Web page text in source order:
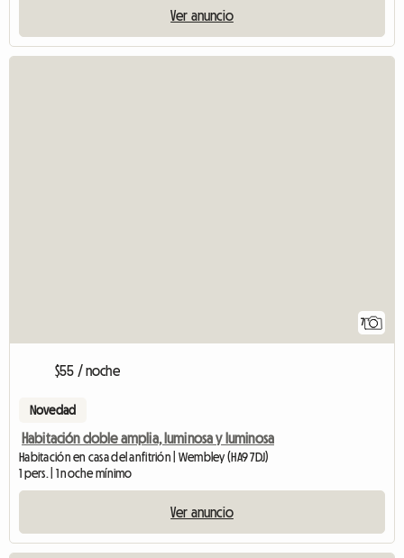
Ver anuncio
7
$55 / noche
Novedad
Habitación doble amplia, luminosa y luminosa
Habitación en casa del anfitrión | Wembley (HA9 7DJ)
1 pers. | 1 noche mínimo
Ver anuncio